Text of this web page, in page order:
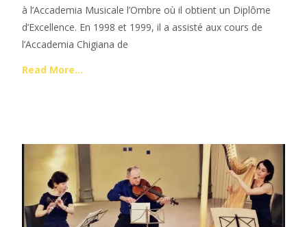
à l’Accademia Musicale l’Ombre où il obtient un Diplôme
d’Excellence. En 1998 et 1999, il a assisté aux cours de
l’Accademia Chigiana de
Read More…